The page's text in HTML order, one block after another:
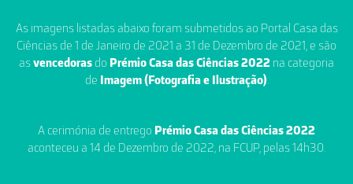
As imagens listadas abaixo foram submetidos ao Portal Casa das
Ciências de 1 de Janeiro de 2021 a 31 de Dezembro de 2021, e são
asvencedoras do Prémio Casa das Ciências 2022 na categoria
de Imagem (Fotografia e Ilustração).
A cerimónia de entrego Prémio Casa das Ciências 2022
aconteceu a 14 de Dezembro de 2022, na FCUP, pelas 14h30.